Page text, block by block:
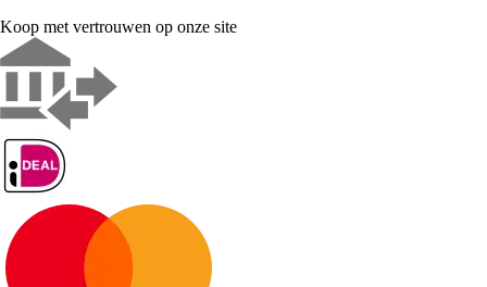
Koop met vertrouwen op onze site